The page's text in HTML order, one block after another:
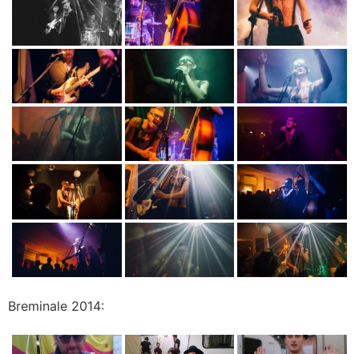
Breminale 2014: